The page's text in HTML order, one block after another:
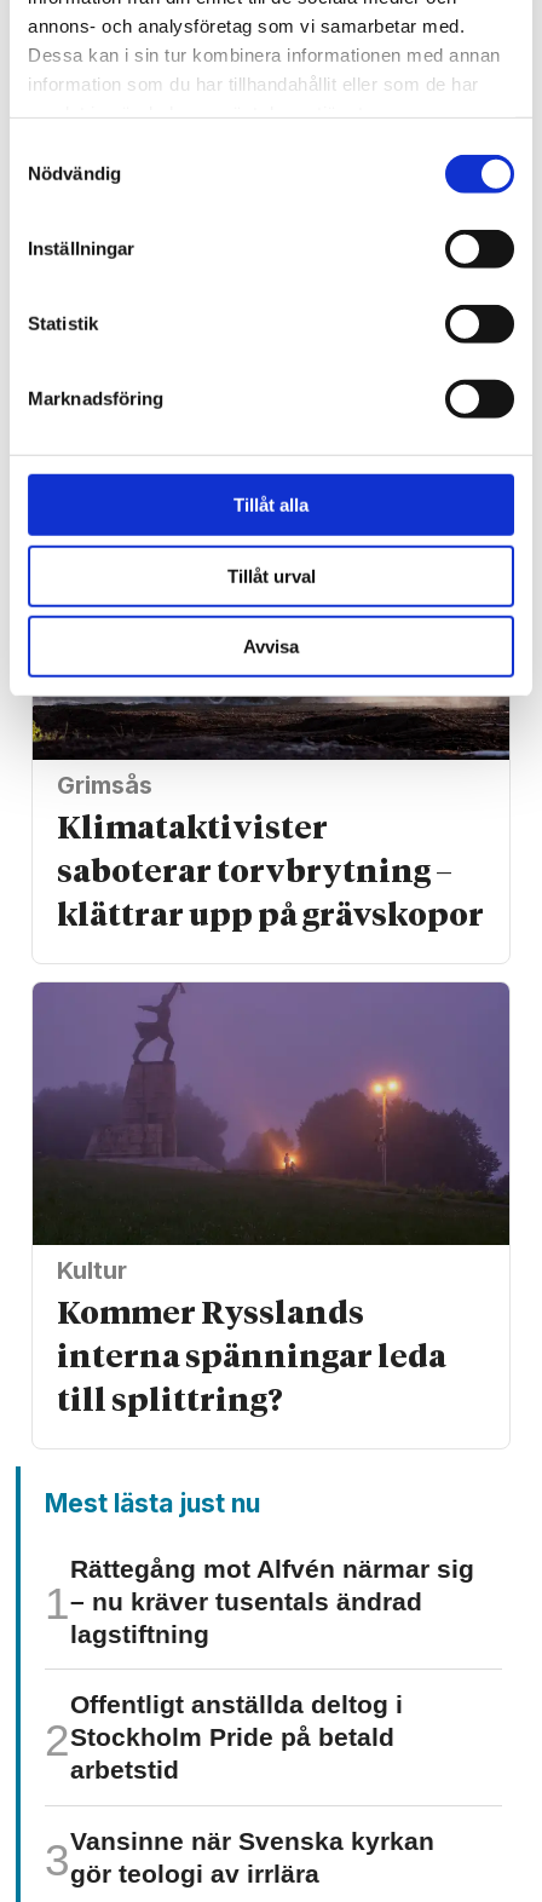
annons- och analysföretag som vi samarbetar med.
Dessa kan i sin tur kombinera informationen med annan
information som du har tillhandahållit eller som de har
Nödvändig
Inställningar
Statistik
Marknadsföring
Tillåt alla
Tillåt urval
Avvisa
Lovande blåbärssäsong –
Grimsås
Klimat­aktivister
saboterar torv­brytning –
klättrar upp på gräv­skopor
Kultur
Kommer Rysslands
interna spänningar leda
till splittring?
Mest lästa just nu
Rättegång mot Alfvén närmar sig
– nu kräver tusentals ändrad
lagstiftning
Offentligt anställda deltog i
Stockholm Pride på betald
arbetstid
Vansinne när Svenska kyrkan
gör teologi av irrlära